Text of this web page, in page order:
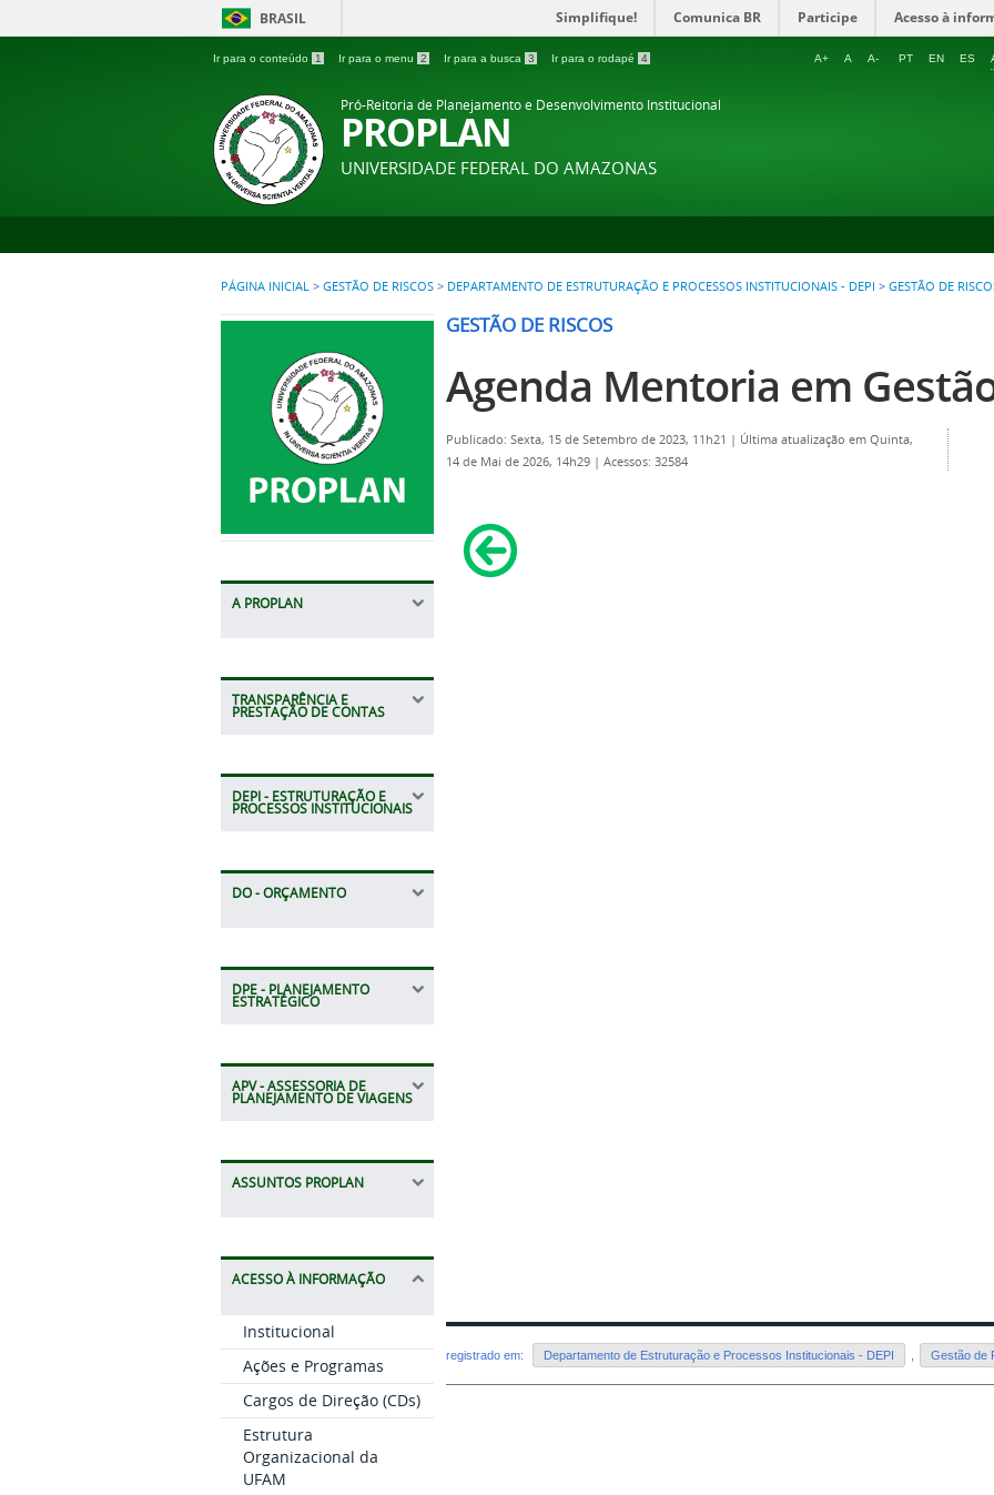
BRASIL Simplifique! Comunica BR Participe Acesso à
Ir para o conteúdo 1 Ir para o menu 2 Ir para a busca 3 Ir para o rodapé 4 A+ A A- PT EN ES
Pró-Reitoria de Planejamento e Desenvolvimento Institucional
PROPLAN
UNIVERSIDADE FEDERAL DO AMAZONAS
PÁGINA INICIAL > GESTÃO DE RISCOS > DEPARTAMENTO DE ESTRUTURAÇÃO E PROCESSOS INSTITUCIONAIS - DEPI > GESTÃO DE
A PROPLAN
TRANSPARÊNCIA E
PRESTAÇÃO DE CONTAS
DEPI - ESTRUTURAÇÃO E
PROCESSOS INSTITUCIONAIS
DO - ORÇAMENTO
DPE - PLANEJAMENTO
ESTRATÉGICO
APV - ASSESSORIA DE
PLANEJAMENTO DE VIAGENS
ASSUNTOS PROPLAN
ACESSO À INFORMAÇÃO
Institucional
Ações e Programas
Cargos de Direção (CDs)
Estrutura
Organizacional da
UFAM
GESTÃO DE RISCOS
Agenda Mentoria em
Publicado: Sexta, 15 de Setembro de 2023, 11h21 | Última atualização em Quinta,
14 de Mai de 2026, 14h29 | Acessos: 32584
registrado em: Departamento de Estruturação e Processos Institucionais - DEPI Gestão de